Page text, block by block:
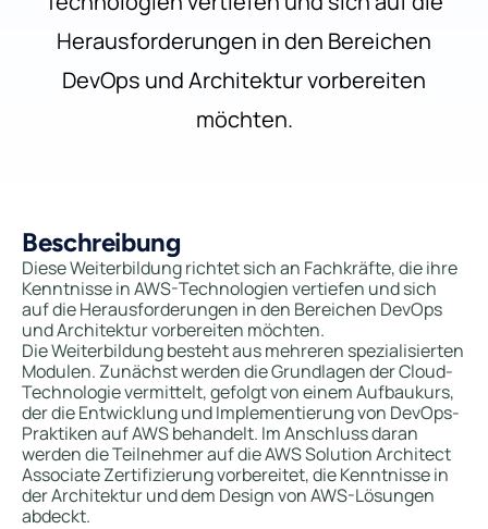
Herausforderungen in den Bereichen
DevOps und Architektur vorbereiten
möchten.
Beschreibung
Diese Weiterbildung richtet sich an Fachkräfte, die ihre
Kenntnisse in AWS-Technologien vertiefen und sich
auf die Herausforderungen in den Bereichen DevOps
und Architektur vorbereiten möchten.
Die Weiterbildung besteht aus mehreren spezialisierten
Modulen. Zunächst werden die Grundlagen der Cloud-
Technologie vermittelt, gefolgt von einem Aufbaukurs,
der die Entwicklung und Implementierung von DevOps-
Praktiken auf AWS behandelt. Im Anschluss daran
werden die Teilnehmer auf die AWS Solution Architect
Associate Zertifizierung vorbereitet, die Kenntnisse in
der Architektur und dem Design von AWS-Lösungen
abdeckt.